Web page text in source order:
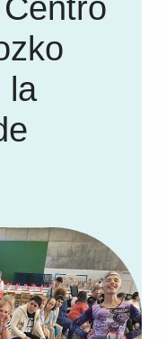
la